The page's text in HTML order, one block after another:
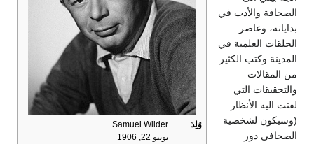
وُلِدَ
Samuel Wilder
يونيو 22, 1906
الصحافة والأدب في
بداياته، وعاصر
الحلقات العلمية في
المدينة وكتب الكثير
من المقالات
والتحقيقات التي
لفتت اليه الأنظار
(وسيكون لشخصية
الصحافي دور